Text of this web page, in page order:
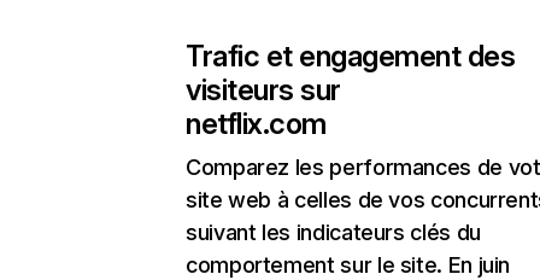
Trafic et engagement des
visiteurs sur
netflix.com
Comparez les performances de
site web à celles de vos
suivant les indicateurs clés du
comportement sur le site. En juin